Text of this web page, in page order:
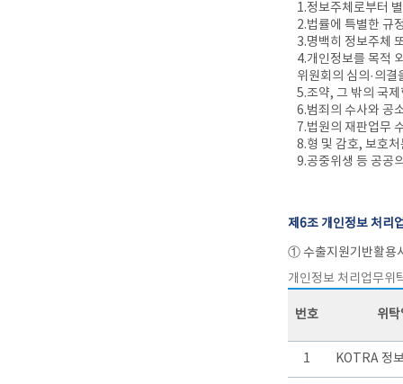
1.정보주체로부터
2.법률에 특별한 규
3.명백히 정보주체
4.개인정보를 목적
위원회의 심의·의결
5.조약, 그 밖의 국
6.범죄의 수사와 공
7.법원의 재판업무
8.형 및 감호, 보호
9.공중위생 등 공공
제6조 개인정보 처리
① 수출지원기반활용
개인정보 처리업무위
번호 위
1 KOTRA 정